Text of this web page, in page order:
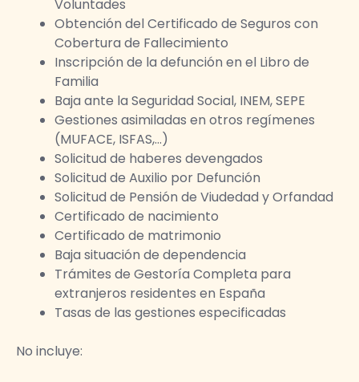
Voluntades
Obtención del Certificado de Seguros con
Cobertura de Fallecimiento
Inscripción de la defunción en el Libro de
Familia
Baja ante la Seguridad Social, INEM, SEPE
Gestiones asimiladas en otros regímenes
(MUFACE, ISFAS,…)
Solicitud de haberes devengados
Solicitud de Auxilio por Defunción
Solicitud de Pensión de Viudedad y Orfandad
Certificado de nacimiento
Certificado de matrimonio
Baja situación de dependencia
Trámites de Gestoría Completa para
extranjeros residentes en España
Tasas de las gestiones especificadas
No incluye: